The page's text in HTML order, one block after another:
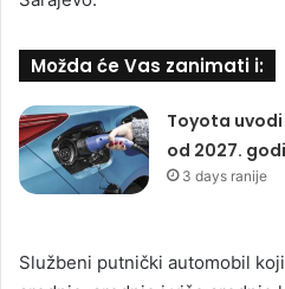
Možda će Vas zanimati i:
Toyota
od 2027.
3 days ranije
Službeni putnički automobil